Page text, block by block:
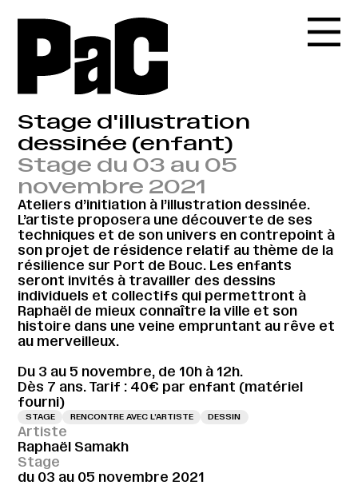
Stage d'illustration
dessinée (enfant)
Stage du 03 au 05
novembre 2021
Ateliers d’initiation à l’illustration dessinée.
L’artiste proposera une découverte de ses
techniques et de son univers en contrepoint à
son projet de résidence relatif au thème de la
résilience sur Port de Bouc. Les enfants
seront invités à travailler des dessins
individuels et collectifs qui permettront à
Raphaël de mieux connaître la ville et son
histoire dans une veine empruntant au rêve et
au merveilleux.
Du 3 au 5 novembre, de 10h à 12h.
Dès 7 ans. Tarif : 40€ par enfant (matériel
fourni)
STAGE RENCONTRE AVEC L’ARTISTE DESSIN
Artiste
Raphaël Samakh
Stage
du 03 au 05 novembre 2021